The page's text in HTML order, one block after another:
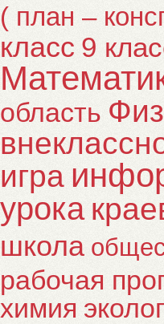
( план –
класс 9
область
игра
урока
школа
рабочая
химия